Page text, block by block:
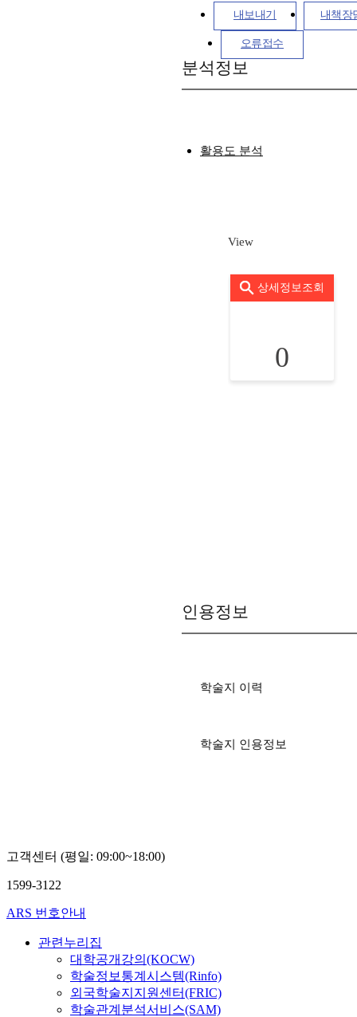
내보내기 내책장
오류접수
분석정보
활용도 분석
View
상세정보조회
0
인용정보
학술지 이력
학술지 인용정보
고객센터 (평일: 09:00~18:00)
1599-3122
ARS 번호안내
관련누리집
대학공개강의(KOCW)
학술정보통계시스템(Rinfo)
외국학술지지원센터(FRIC)
학술관계분석서비스(SAM)